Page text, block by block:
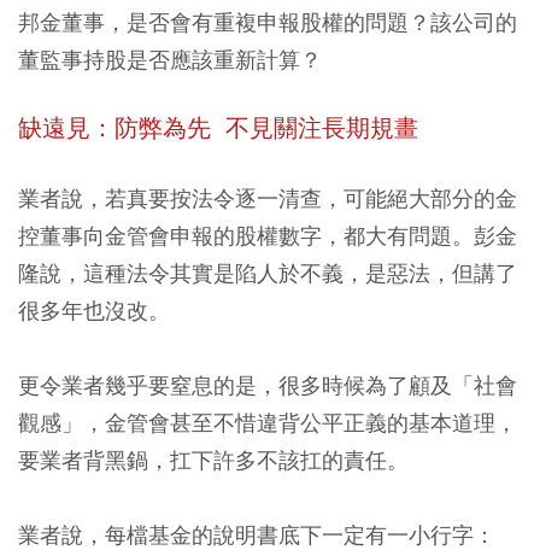
邦金董事，是否會有重複申報股權的問題？該公司的
董監事持股是否應該重新計算？
缺遠見：防弊為先 不見關注長期規畫
業者說，若真要按法令逐一清查，可能絕大部分的金
控董事向金管會申報的股權數字，都大有問題。彭金
隆說，這種法令其實是陷人於不義，是惡法，但講了
很多年也沒改。
更令業者幾乎要窒息的是，很多時候為了顧及「社會
觀感」，金管會甚至不惜違背公平正義的基本道理，
要業者背黑鍋，扛下許多不該扛的責任。
業者說，每檔基金的說明書底下一定有一小行字：